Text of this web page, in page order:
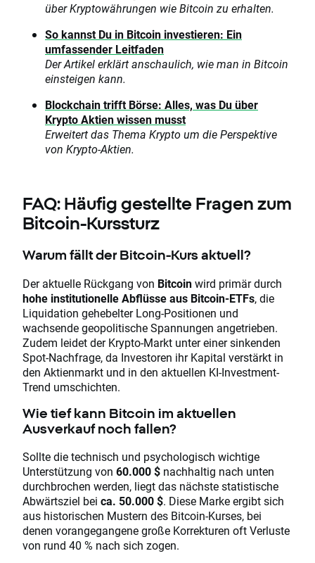
über Kryptowährungen wie Bitcoin zu erhalten.
So kannst Du in Bitcoin investieren: Ein
umfassender Leitfaden
Der Artikel erklärt anschaulich, wie man in Bitcoin
einsteigen kann.
Blockchain trifft Börse: Alles, was Du über
Krypto Aktien wissen musst
Erweitert das Thema Krypto um die Perspektive
von Krypto-Aktien.
FAQ: Häufig gestellte Fragen zum
Bitcoin-Kurssturz
Warum fällt der Bitcoin-Kurs aktuell?
Der aktuelle Rückgang von Bitcoinwird primär durch
hohe institutionelle Abflüsse aus Bitcoin-ETFs, die
Liquidation gehebelter Long-Positionen und
wachsende geopolitische Spannungen angetrieben.
Zudem leidet der Krypto-Markt unter einer sinkenden
Spot-Nachfrage, da Investoren ihr Kapital verstärkt in
den Aktienmarkt und in den aktuellen KI-Investment-
Trend umschichten.
Wie tief kann Bitcoin im aktuellen
Ausverkauf noch fallen?
Sollte die technisch und psychologisch wichtige
Unterstützung von 60.000 $ nachhaltig nach unten
durchbrochen werden, liegt das nächste statistische
Abwärtsziel bei ca. 50.000 $. Diese Marke ergibt sich
aus historischen Mustern des Bitcoin-Kurses, bei
denen vorangegangene große Korrekturen oft Verluste
von rund 40 % nach sich zogen.